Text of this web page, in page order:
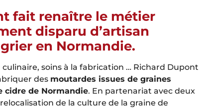
fait renaître le métier
disparu d’artisan
en Normandie.
soins à la fabrication … Richard Dupont
des moutardes issues de graines
cidre de Normandie. En partenariat avec deux
de la culture de la graine de